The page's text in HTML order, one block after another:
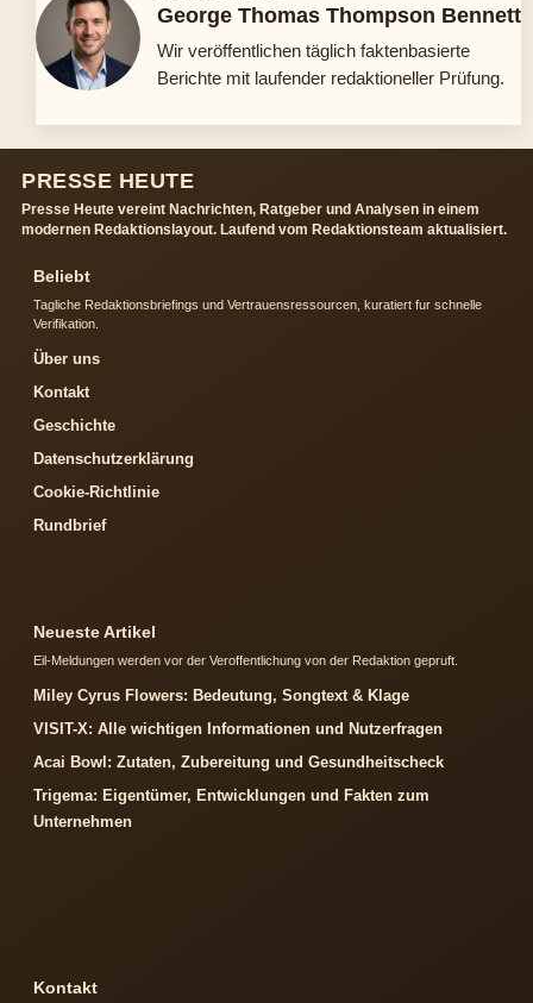
George Thomas Thompson Bennett
Wir veröffentlichen täglich faktenbasierte
Berichte mit laufender redaktioneller Prüfung.
PRESSE HEUTE
Presse Heute vereint Nachrichten, Ratgeber und Analysen in einem
modernen Redaktionslayout. Laufend vom Redaktionsteam aktualisiert.
Beliebt
Tagliche Redaktionsbriefings und Vertrauensressourcen, kuratiert fur schnelle
Verifikation.
Über uns
Kontakt
Geschichte
Datenschutzerklärung
Cookie-Richtlinie
Rundbrief
Neueste Artikel
Eil-Meldungen werden vor der Veroffentlichung von der Redaktion gepruft.
Miley Cyrus Flowers: Bedeutung, Songtext & Klage
VISIT-X: Alle wichtigen Informationen und Nutzerfragen
Acai Bowl: Zutaten, Zubereitung und Gesundheitscheck
Trigema: Eigentümer, Entwicklungen und Fakten zum
Unternehmen
Kontakt